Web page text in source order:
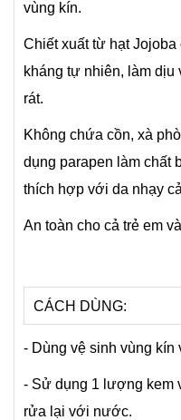
vùng kín.
Chiết xuất từ hạt
kháng tự nhiên, làm dịu
rát.
Không chứa cồn, xà
dụng parapen làm chất
thích hợp với da nhạy
An toàn cho cả trẻ em
CÁCH DÙNG:
- Dùng vệ sinh vùng kín
- Sử dụng 1 lượng kem
rửa lại với nước.